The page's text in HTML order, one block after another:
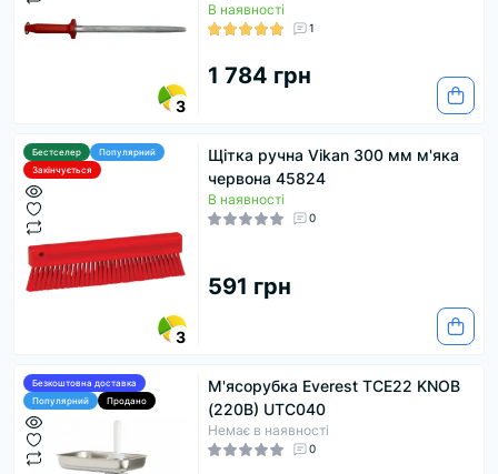
3
В наявності
1
1 784 грн
Бестселер
Популярний
Закінчується
3
Щітка ручна Vikan 300 мм м'яка
червона 45824
В наявності
0
591 грн
Безкоштовна доставка
Популярний
Продано
М'ясорубка Everest TCE22 KNOB
(220В) UTC040
Немає в наявності
0